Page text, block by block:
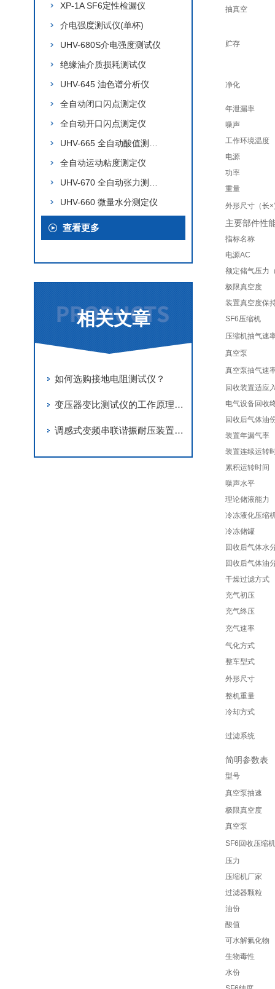
XP-1A SF6定性检漏仪
介电强度测试仪(单杯)
UHV-680S介电强度测试仪
绝缘油介质损耗测试仪
UHV-645 油色谱分析仪
全自动闭口闪点测定仪
全自动开口闪点测定仪
全自动运动粘度测定仪
UHV-660 微量水分测定仪
查看更多
相关文章
如何选购接地电阻测试仪？
变压器变比测试仪的工作原理与功能介绍
调感式变频串联谐振耐压装置在电缆耐压试验中的优势
抽真空
贮存
净化
年泄漏率
噪声
工作环境温度
电源
功率
重量
外形尺寸（长
主要部件性
指标名称
电源AC
额定储气压力
极限真空度
装置真空度保
SF6压缩机
压缩机抽气速
真空泵
真空泵抽气速
回收装置适应
电气设备回收
回收后气体油
装置年漏气率
装置连续运转
累积运转时间
噪声水平
理论储液能力
冷冻液化压缩
冷冻储罐
回收后气体水
回收后气体油
干燥过滤方式
充气初压
充气终压
充气速率
气化方式
整车型式
外形尺寸
整机重量
冷却方式
过滤系统
简明参数表
型号
真空泵抽速
极限真空度
真空泵
SF6回收压缩机
压力
压缩机厂家
过滤器颗粒
油份
酸值
可水解氟化物
生物毒性
水份